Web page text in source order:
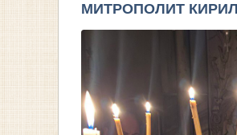
МИТРОПОЛИТ